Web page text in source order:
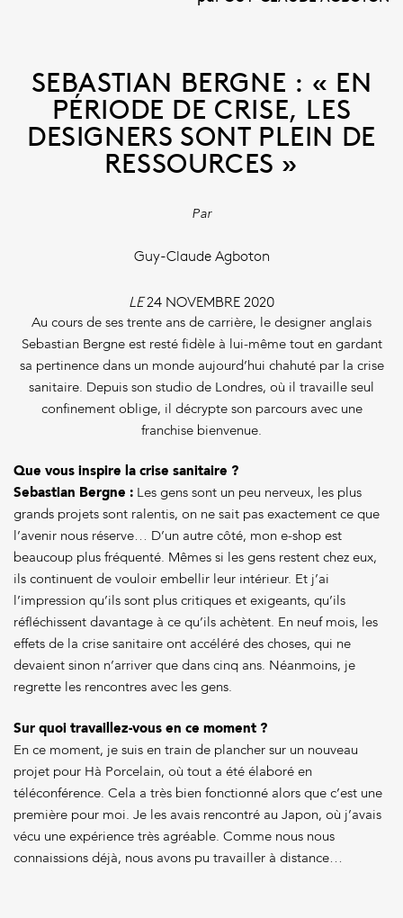
SEBASTIAN BERGNE : « EN
PÉRIODE DE CRISE, LES
DESIGNERS SONT PLEIN DE
RESSOURCES »
Par
Guy-Claude Agboton
LE24 NOVEMBRE 2020
Au cours de ses trente ans de carrière, le designer anglais
Sebastian Bergne est resté fidèle à lui-même tout en gardant
sa pertinence dans un monde aujourd’hui chahuté par la crise
sanitaire. Depuis son studio de Londres, où il travaille seul
confinement oblige, il décrypte son parcours avec une
franchise bienvenue.
Que vous inspire la crise sanitaire ?
Sebastian Bergne : Les gens sont un peu nerveux, les plus
grands projets sont ralentis, on ne sait pas exactement ce que
l’avenir nous réserve… D’un autre côté, mon e-shop est
beaucoup plus fréquenté. Mêmes si les gens restent chez eux,
ils continuent de vouloir embellir leur intérieur. Et j’ai
l’impression qu’ils sont plus critiques et exigeants, qu’ils
réfléchissent davantage à ce qu’ils achètent. En neuf mois, les
effets de la crise sanitaire ont accéléré des choses, qui ne
devaient sinon n’arriver que dans cinq ans. Néanmoins, je
regrette les rencontres avec les gens.
Sur quoi travaillez-vous en ce moment ?
En ce moment, je suis en train de plancher sur un nouveau
projet pour Hà Porcelain, où tout a été élaboré en
téléconférence. Cela a très bien fonctionné alors que c’est une
première pour moi. Je les avais rencontré au Japon, où j’avais
vécu une expérience très agréable. Comme nous nous
connaissions déjà, nous avons pu travailler à distance…